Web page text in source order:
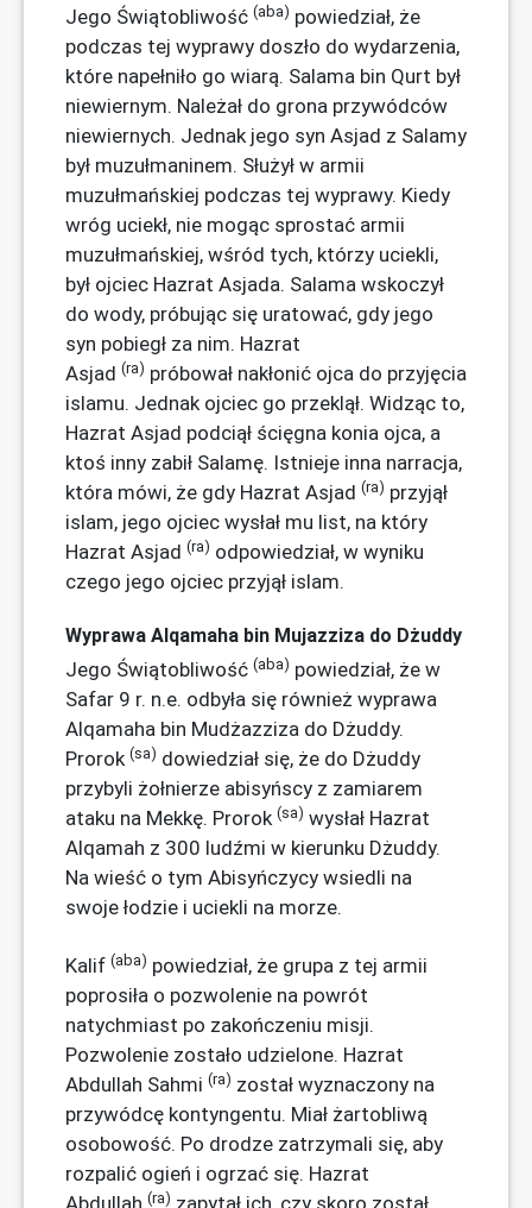
Jego Świątobliwość (aba) powiedział, że
podczas tej wyprawy doszło do wydarzenia,
które napełniło go wiarą. Salama bin Qurt był
niewiernym. Należał do grona przywódców
niewiernych. Jednak jego syn Asjad z Salamy
był muzułmaninem. Służył w armii
muzułmańskiej podczas tej wyprawy. Kiedy
wróg uciekł, nie mogąc sprostać armii
muzułmańskiej, wśród tych, którzy uciekli,
był ojciec Hazrat Asjada. Salama wskoczył
do wody, próbując się uratować, gdy jego
syn pobiegł za nim. Hazrat
Asjad (ra) próbował nakłonić ojca do przyjęcia
islamu. Jednak ojciec go przeklął. Widząc to,
Hazrat Asjad podciął ścięgna konia ojca, a
ktoś inny zabił Salamę. Istnieje inna narracja,
która mówi, że gdy Hazrat Asjad (ra) przyjął
islam, jego ojciec wysłał mu list, na który
Hazrat Asjad (ra) odpowiedział, w wyniku
czego jego ojciec przyjął islam.
Wyprawa Alqamaha bin Mujazziza do Dżuddy
Jego Świątobliwość (aba) powiedział, że w
Safar 9 r. n.e. odbyła się również wyprawa
Alqamaha bin Mudżazziza do Dżuddy.
Prorok (sa) dowiedział się, że do Dżuddy
przybyli żołnierze abisyńscy z zamiarem
ataku na Mekkę. Prorok (sa) wysłał Hazrat
Alqamah z 300 ludźmi w kierunku Dżuddy.
Na wieść o tym Abisyńczycy wsiedli na
swoje łodzie i uciekli na morze.
Kalif (aba) powiedział, że grupa z tej armii
poprosiła o pozwolenie na powrót
natychmiast po zakończeniu misji.
Pozwolenie zostało udzielone. Hazrat
Abdullah Sahmi (ra) został wyznaczony na
przywódcę kontyngentu. Miał żartobliwą
osobowość. Po drodze zatrzymali się, aby
rozpalić ogień i ogrzać się. Hazrat
Abdullah (ra) zapytał ich, czy skoro został